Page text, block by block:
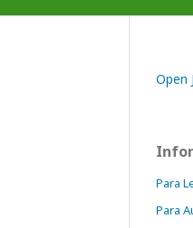
Open
Para
Para